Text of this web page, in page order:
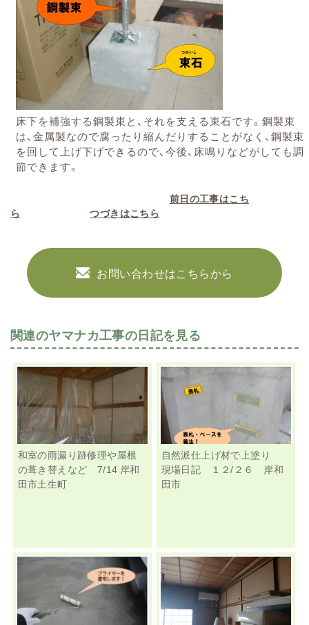
床下を補強する鋼製束と、それを支える束石です。鋼製束
は、金属製なので腐ったり縮んだりすることがなく、鋼製束
を回して上げ下げできるので、今後、床鳴りなどがしても調
節できます。
前日の工事はこち
ら
つづきはこちら
お問い合わせはこちらから
関連のヤマナカ工事の日記を見る
和室の雨漏り跡修理や屋根
の葺き替えなど 7/14 岸和
田市土生町
自然派仕上げ材で上塗り
現場日記 １２/２６ 岸和
田市